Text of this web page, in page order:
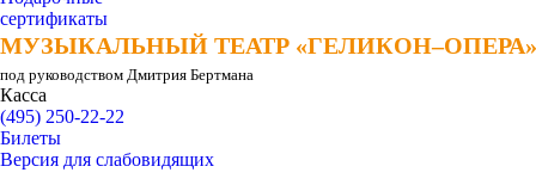
сертификаты
МУЗЫКАЛЬНЫЙ ТЕАТР «ГЕЛИКОН–ОПЕРА»
МУЗЫКАЛЬНЫЙ ТЕАТР «ГЕЛИКОН–ОПЕРА»
под руководством Дмитрия Бертмана
Касса
(495) 250-22-22
Билеты
Версия для слабовидящих